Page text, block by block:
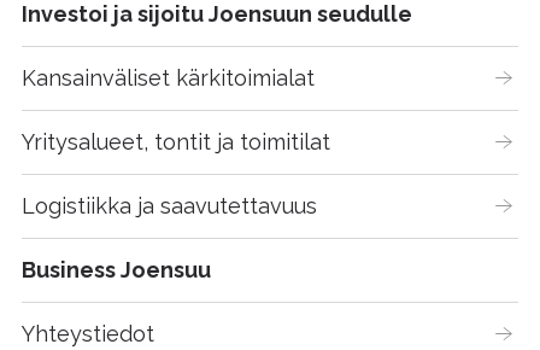
Investoi ja sijoitu Joensuun seudulle
Kansainväliset kärkitoimialat
Yritysalueet, tontit ja toimitilat
Logistiikka ja saavutettavuus
Business Joensuu
Yhteystiedot